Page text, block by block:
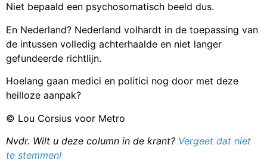
Niet bepaald een psychosomatisch beeld dus.
En Nederland? Nederland volhardt in de toepassing van
de intussen volledig achterhaalde en niet langer
gefundeerde richtlijn.
Hoelang gaan medici en politici nog door met deze
heilloze aanpak?
© Lou Corsius voor Metro
Nvdr. Wilt u deze column in de krant? Vergeet dat niet
te stemmen!